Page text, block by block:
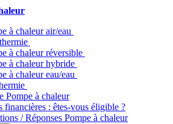
à chaleur air/eau
à chaleur réversible
à chaleur hybride
à chaleur​ eau/eau
Pompe à chaleur
financières : êtes-vous éligible ?
/ Réponses Pompe à chaleur